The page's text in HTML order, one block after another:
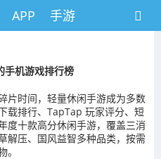
APP 手游
手机游戏排行榜
片时间，轻量休闲手游成为多数
载排行、TapTap 玩家评分、短
度十款高分休闲手游，覆盖三消
解压、国风益智多种品类，按需